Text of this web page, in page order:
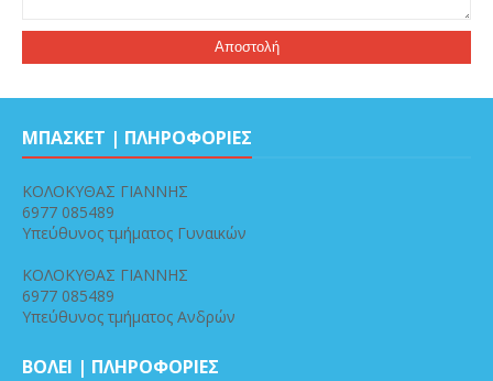
ΜΠΑΣΚΕΤ | ΠΛΗΡΟΦΟΡΙΕΣ
ΚΟΛΟΚΥΘΑΣ ΓΙΑΝΝΗΣ
6977 085489
Υπεύθυνος τμήματος Γυναικών
ΚΟΛΟΚΥΘΑΣ ΓΙΑΝΝΗΣ
6977 085489
Υπεύθυνος τμήματος Ανδρών
ΒΟΛΕΙ | ΠΛΗΡΟΦΟΡΙΕΣ